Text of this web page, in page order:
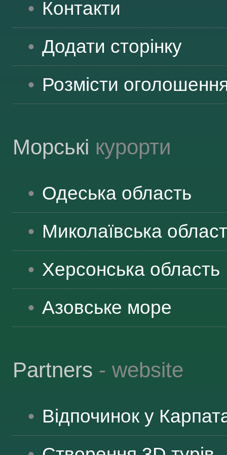
ВІДВІДУВАЧАМ
АКЦІЇ
НОВЕ!
ОГОЛОШЕННЯ
ЯК ДОЇХАТИ
Контакти
Додати сторінку
Розмісти
Морські курорти
Одеська область
Миколаївська
Херсонська область
Азовське море
Partners - website
Відпочинок у